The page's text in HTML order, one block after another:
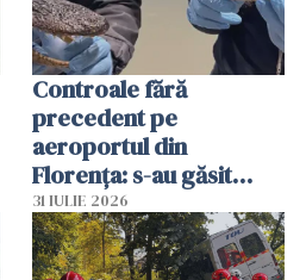
Controale fără
precedent pe
aeroportul din
Florența: s-au găsit
capete de aligator și o
sumă imensă de bani
31 IULIE 2026